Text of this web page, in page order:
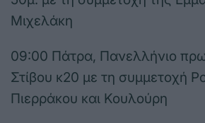
Μιχελάκη
09:00 Πάτρα, Πανελλήνιο
Στίβου κ20 με τη συμμετοχή
Πιερράκου και Κουλούρη